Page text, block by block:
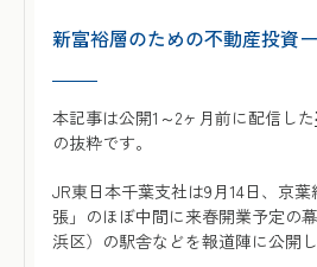
新富裕層のための不動産投資
本記事は公開1～2ヶ月前に配信した
の抜粋です。
JR東日本千葉支社は9月14日、京
張」のほぼ中間に来春開業予定の
浜区）の駅舎などを報道陣に公開し